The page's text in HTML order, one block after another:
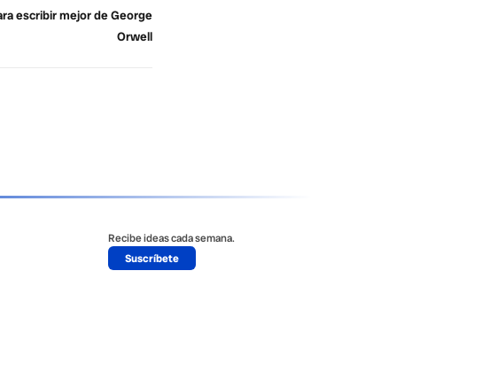
escribir mejor de George
Orwell
Recibe ideas cada semana.
Suscríbete